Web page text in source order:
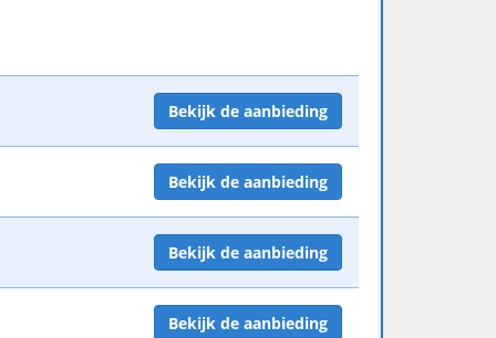
Bekijk de aanbieding
Bekijk de aanbieding
Bekijk de aanbieding
Bekijk de aanbieding